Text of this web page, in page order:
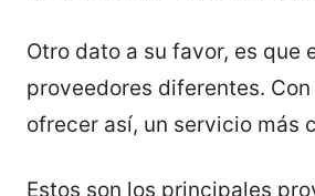
Otro dato a su favor, es que
proveedores diferentes.
ofrecer así, un servicio más
Estos son los principales